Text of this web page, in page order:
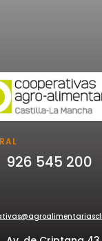
926 545 200